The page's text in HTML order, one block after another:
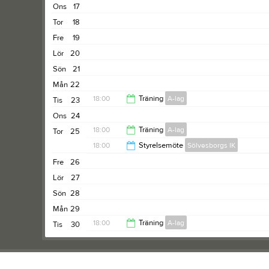
17
Ons
18
Tor
19
Fre
20
Lör
21
Sön
22
Mån
23
Tis 18:00 Träning A-lag
19:00
24
Ons
25
Tor 18:00 Träning A-lag
18:00 Styrelsemöte Sölvesborgs IK
26
Fre
27
Lör
28
Sön
29
Mån
30
Tis 18:00 Träning A-lag
19:00